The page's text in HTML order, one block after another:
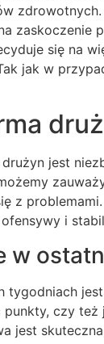
zaskoczenie
się na
jak w
jest
z
i
w
tygodniach
czy
jest